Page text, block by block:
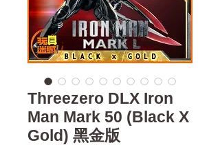
Threezero DLX Iron
Man Mark 50 (Black X
Gold) 黑金版